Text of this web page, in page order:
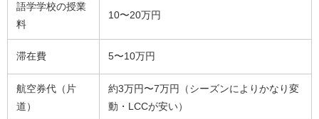
語学学校の授業
料
10〜20万円
滞在費 5〜10万円
航空券代（片
道）
約3万円〜7万円（シーズンによりかなり変
動・LCCが安い）